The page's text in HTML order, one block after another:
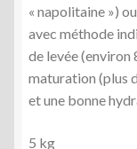
« napolitaine »)
avec méthode
de levée (environ
maturation (plus
et une bonne
5 kg